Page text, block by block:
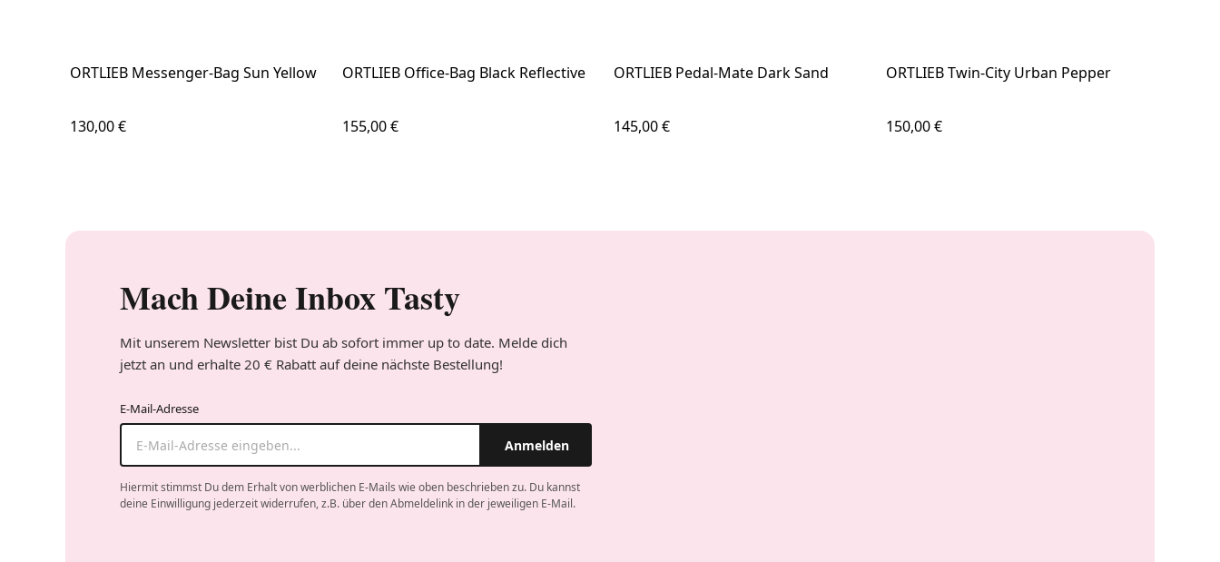
ORTLIEB Messenger-Bag Sun Yellow
Regulärer Preis:
130,00 €
ORTLIEB Office-Bag Black Reflective
Regulärer Preis:
155,00 €
ORTLIEB Pedal-Mate Dark Sand
Regulärer Preis:
145,00 €
ORTLIEB Twin-City Urban Pepper
Regulärer Preis:
150,00 €
Mach Deine Inbox Tasty
Mit unserem Newsletter bist Du ab sofort immer up to date. Melde dich
jetzt an und erhalte 20 € Rabatt auf deine nächste Bestellung!
E-Mail-Adresse
Anmelden
Hiermit stimmst Du dem Erhalt von werblichen E-Mails wie oben beschrieben zu. Du kannst
deine Einwilligung jederzeit widerrufen, z.B. über den Abmeldelink in der jeweiligen E-Mail.